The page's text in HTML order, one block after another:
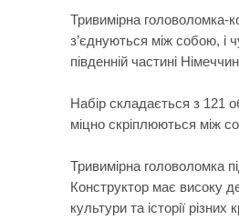
Тривимірна головоломка-
з’єднуються між собою, і
південній частині
Набір складається з 121
міцно скріплюються між
Тривимірна головоломка
Конструктор має високу
культури та історії різних